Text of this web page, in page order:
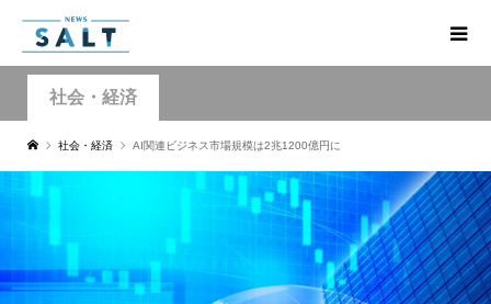
社会・経済
社会・経済 AI関連ビジネス市場規模は2兆1200億円に